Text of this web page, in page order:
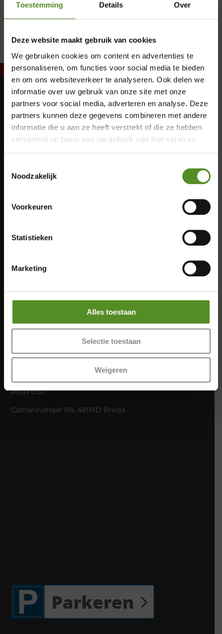
Toestemming Details Over
Deze website maakt gebruik van cookies
We gebruiken cookies om content en advertenties te
personaliseren, om functies voor social media te bieden
en om ons websiteverkeer te analyseren. Ook delen we
informatie over uw gebruik van onze site met onze
partners voor social media, adverteren en analyse. Deze
partners kunnen deze gegevens combineren met andere
informatie die u aan ze heeft verstrekt of die ze hebben
verzameld op basis van uw gebruik van hun services.
Noodzakelijk
Voorkeuren
Statistieken
Marketing
Alles toestaan
Selectie toestaan
Weigeren
€219,00 - €319,00
tot
Maandag: Gesloten
Dinsdag: Gesloten
Woensdag: Gesloten
Donderdag: 12:00 – 17:00
Zondag: 12:00 – 17:00
Adres:
Catharinatraat 9B, 4811XD Breda
Parkeren
Showroom Breda
Vrijdag 12:00 – 17:00
Zondag 12:00 – 17:00
×